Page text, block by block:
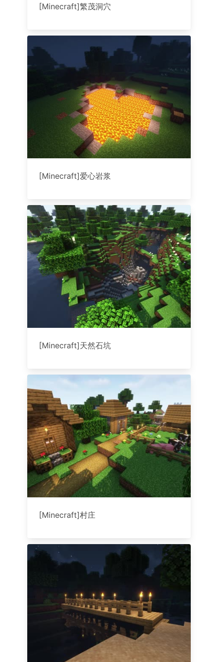
[Minecraft]繁茂洞穴
[Minecraft]爱心岩浆
[Minecraft]天然石坑
[Minecraft]村庄